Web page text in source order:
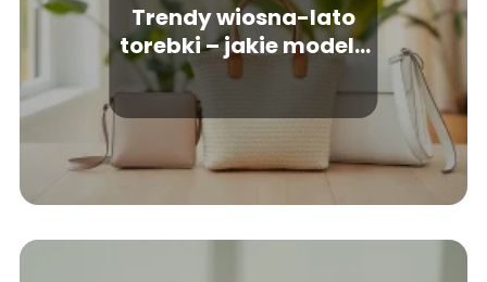
Trendy wiosna-lato
torebki – jakie modele
będą modne?